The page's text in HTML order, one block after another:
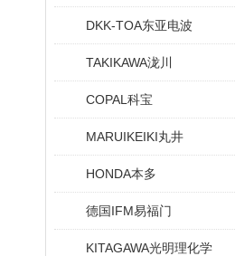
DKK-TOA东亚电波
TAKIKAWA泷川
COPAL科宝
MARUIKEIKI丸井
HONDA本多
德国IFM易福门
KITAGAWA光明理化学